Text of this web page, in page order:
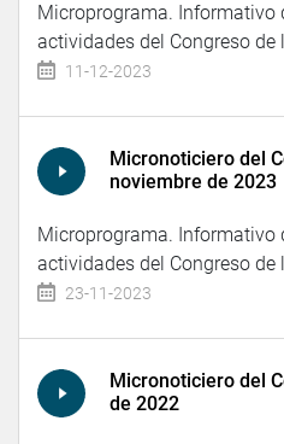
Microprograma. Informativo
actividades del Congreso de
11-12-2023
Micronoticiero del
noviembre de 2023
Microprograma. Informativo
actividades del Congreso de
23-11-2023
Micronoticiero del
de 2022